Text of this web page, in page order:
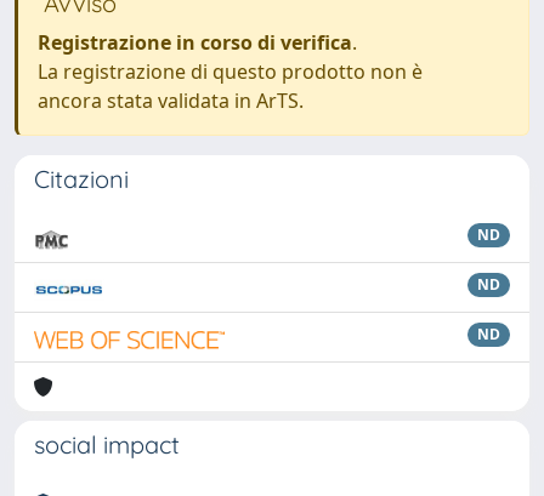
Registrazione in corso di verifica.
La registrazione di questo prodotto non è
ancora stata validata in ArTS.
Citazioni
ND
ND
ND
social impact